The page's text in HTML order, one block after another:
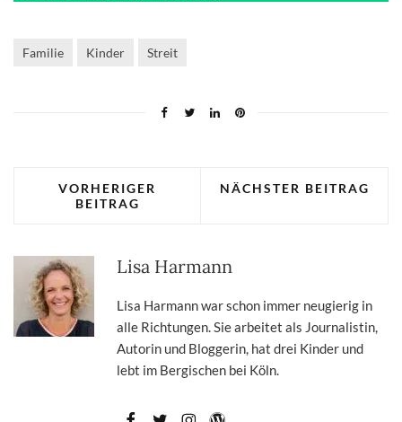
Familie Kinder Streit
VORHERIGER
BEITRAG
NÄCHSTER BEITRAG
Lisa Harmann
Lisa Harmann war schon immer neugierig in
alle Richtungen. Sie arbeitet als Journalistin,
Autorin und Bloggerin, hat drei Kinder und
lebt im Bergischen bei Köln.